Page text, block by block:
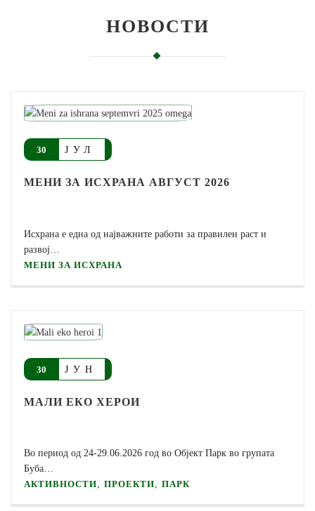
НОВОСТИ
30 ЈУЛ
МЕНИ ЗА ИСХРАНА АВГУСТ 2026
Исхрана е една од најважните работи за правилен раст и
развој…
МЕНИ ЗА ИСХРАНА
30 ЈУН
МАЛИ ЕКО ХЕРОИ
Во период од 24-29.06.2026 год во Oбјект Парк во групата
Буба…
АКТИВНОСТИ ПРОЕКТИ ПАРК